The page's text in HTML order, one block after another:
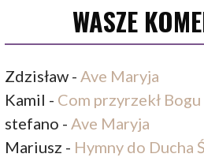
WASZE
Zdzisław - Ave Maryja
Kamil - Com przyrzekł
stefano - Ave Maryja
Mariusz - Hymny do Ducha